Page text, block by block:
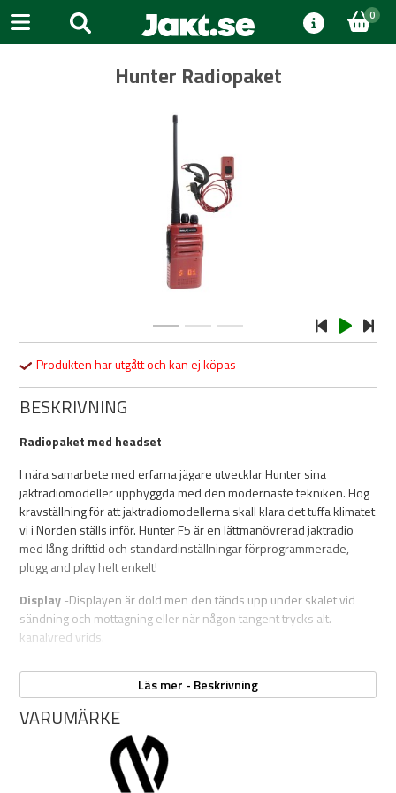
0
Hunter Radiopaket
Produkten har utgått och kan ej köpas
BESKRIVNING
Radiopaket med headset
I nära samarbete med erfarna jägare utvecklar Hunter sina
jaktradiomodeller uppbyggda med den modernaste tekniken. Hög
kravställning för att jaktradiomodellerna skall klara det tuffa klimatet
vi i Norden ställs inför. Hunter F5 är en lättmanövrerad jaktradio
med lång drifttid och standardinställningar förprogrammerade,
plugg and play helt enkelt!
Display-Displayen är dold men den tänds upp under skalet vid
sändning och mottagning eller när någon tangent trycks alt.
kanalvred vrids.
SändbegränsningDen automatiska sändbegränsningen stänger
av sändaren efter 60 sekunder, detta för att undvika problem och
störningar om sänd tangenten (PTT) av misstag skulle hållas intryckt
under längre tid.
Batterisparfunktion Radion har en automatisk
batterisparfunktion som minskar batteriförbrukningen till ett
Läs mer - Beskrivning
VARUMÄRKE